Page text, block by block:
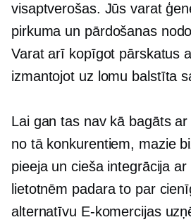
visaptverošas. Jūs varat
pirkuma un pārdošanas
Varat arī kopīgot pārskatus
izmantojot uz lomu balstīta
Lai gan tas nav kā bagāts
no tā konkurentiem, mazie
pieeja un cieša integrācija
lietotnēm padara to par
alternatīvu E-komercijas